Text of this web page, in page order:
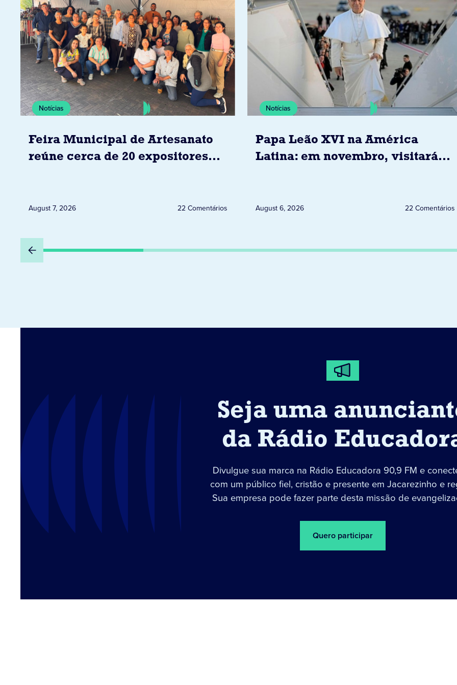
Notícias
Feira Municipal de Artesanato
reúne cerca de 20 expositores
August 7, 2026 22 Comentários
Notícias
Papa Leão XVI na América
Latina: em novembro, visitará
August 6, 2026 22 Comentários
Seja uma
da Rádio
Divulgue sua marca na Rádio Educadora 90,9 FM e
com um público fiel, cristão e presente em Jacarezinho e
Sua empresa pode fazer parte desta missão de
Quero participar